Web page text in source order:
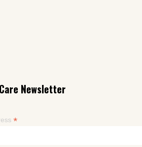
Newsletter
*